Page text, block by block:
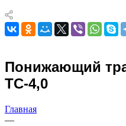
Понижающий
ТС-4,0
Главная
—